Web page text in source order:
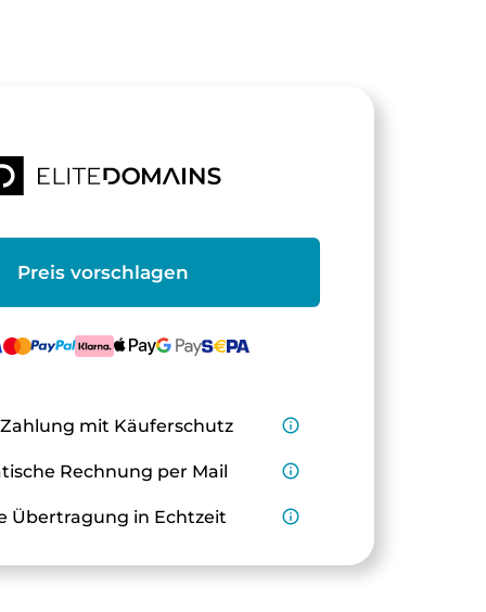
Preis vorschlagen
mit Käuferschutz info_outline
Rechnung per Mail info_outline
Übertragung in Echtzeit info_outline